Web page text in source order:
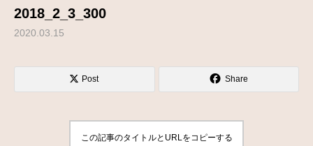
2018_2_3_300
2020.03.15
Post Share
この記事のタイトルとURLをコピーする